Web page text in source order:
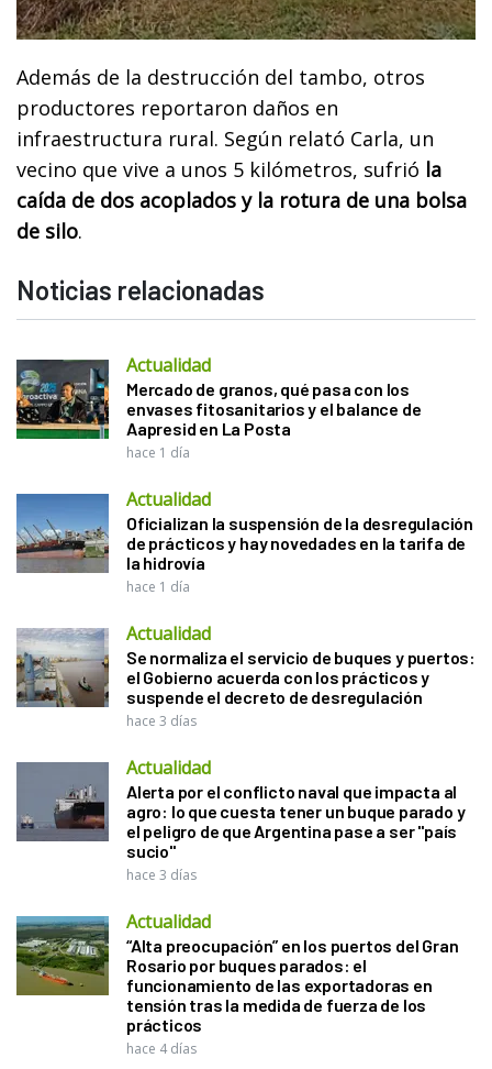
Además de la destrucción del tambo, otros
productores reportaron daños en
infraestructura rural. Según relató Carla, un
vecino que vive a unos 5 kilómetros, sufrió la
caída de dos acoplados y la rotura de una bolsa
de silo.
Noticias relacionadas
Actualidad
Mercado de granos, qué pasa con los
envases fitosanitarios y el balance de
Aapresid en La Posta
hace 1 día
Actualidad
Oficializan la suspensión de la desregulación
de prácticos y hay novedades en la tarifa de
la hidrovía
hace 1 día
Actualidad
Se normaliza el servicio de buques y puertos:
el Gobierno acuerda con los prácticos y
suspende el decreto de desregulación
hace 3 días
Actualidad
Alerta por el conflicto naval que impacta al
agro: lo que cuesta tener un buque parado y
el peligro de que Argentina pase a ser "país
sucio"
hace 3 días
Actualidad
“Alta preocupación” en los puertos del Gran
Rosario por buques parados: el
funcionamiento de las exportadoras en
tensión tras la medida de fuerza de los
prácticos
hace 4 días